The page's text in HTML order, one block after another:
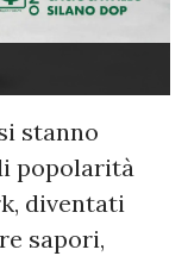
stanno
popolarità
diventati
sapori,